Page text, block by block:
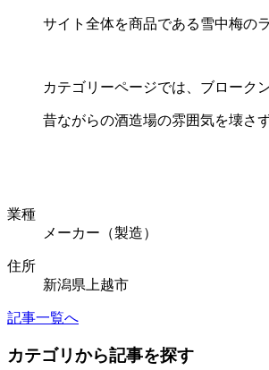
サイト全体を商品である雪中梅の
カテゴリーページでは、ブローク
昔ながらの酒造場の雰囲気を壊さ
業種
メーカー（製造）
住所
新潟県上越市
記事一覧へ
カテゴリから記事を探す